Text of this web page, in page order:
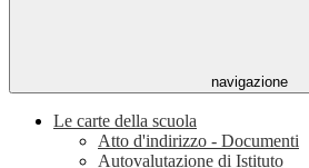
navigazione
Le carte della scuola
Atto d'indirizzo - Documenti
Autovalutazione di Istituto